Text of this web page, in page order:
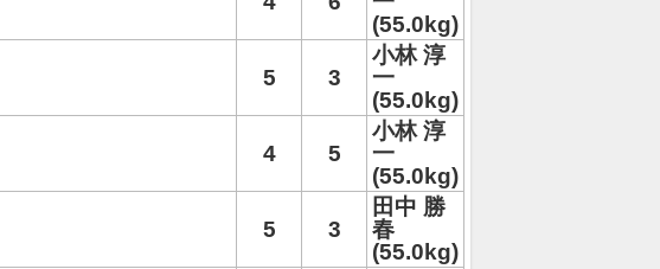
(55.0kg)
5 3
小林 淳
一
(55.0kg)
4 5
小林 淳
一
(55.0kg)
5 3
田中 勝
春
(55.0kg)